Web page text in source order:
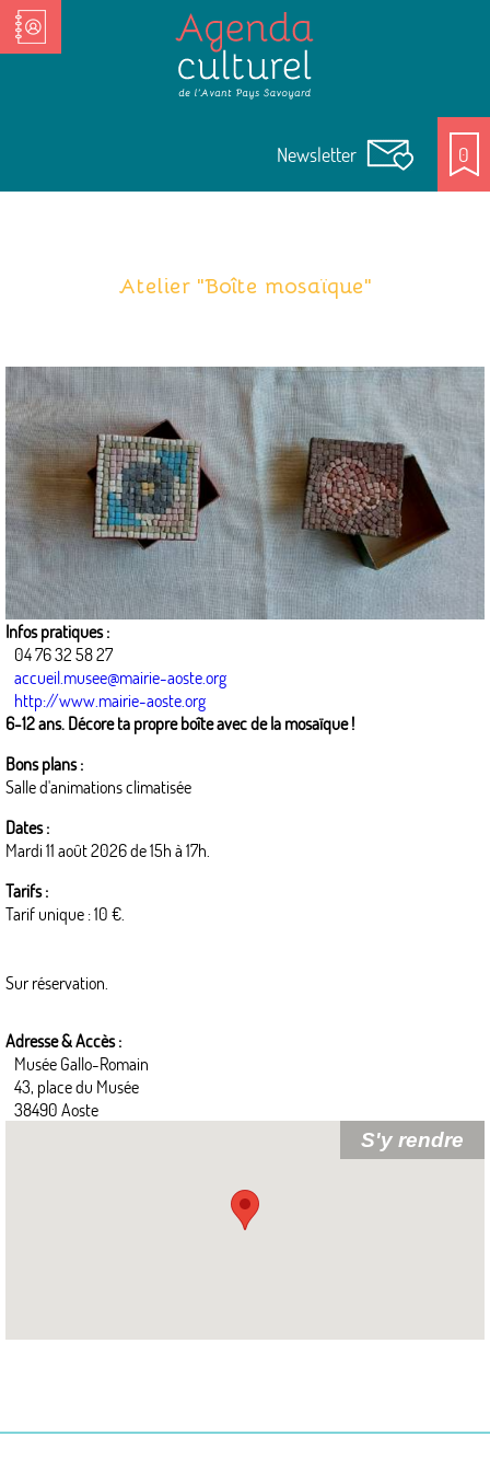
Nos Acteurs culturels
Newsletter 0
Atelier "Boîte mosaïque"
Infos pratiques :
04 76 32 58 27
accueil.musee@mairie-aoste.org
http://www.mairie-aoste.org
6-12 ans. Décore ta propre boîte avec de la mosaïque !
Bons plans :
Salle d'animations climatisée
Dates :
Mardi 11 août 2026 de 15h à 17h.
Tarifs :
Tarif unique : 10 €.
Sur réservation.
Adresse & Accès :
Musée Gallo-Romain
43, place du Musée
38490 Aoste